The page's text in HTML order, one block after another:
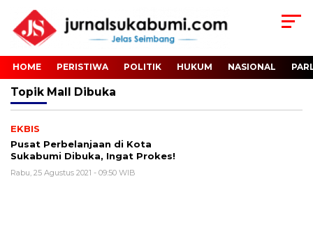
HOME PERISTIWA POLITIK HUKUM NASIONAL
Topik Mall Dibuka
EKBIS
Pusat Perbelanjaan di Kota
Sukabumi Dibuka, Ingat Prokes!
Rabu, 25 Agustus 2021 - 09:50 WIB